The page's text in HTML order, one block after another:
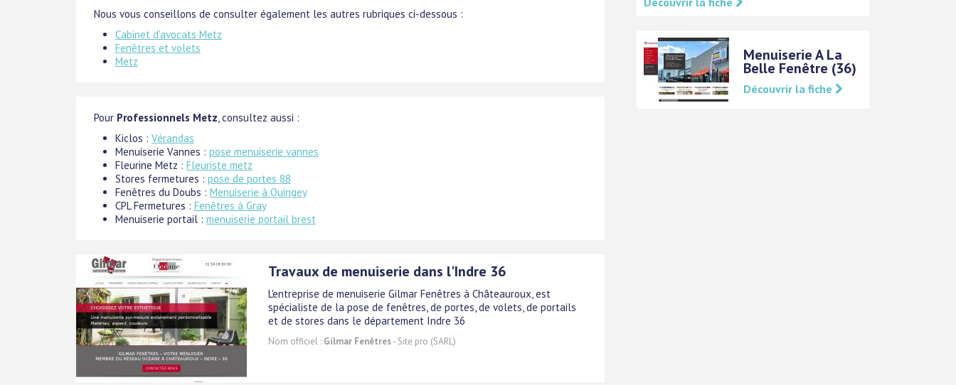
Nous vous conseillons de consulter également les autres rubriques ci-dessous :
Cabinet d'avocats Metz
Fenêtres et volets
Metz
Pour Professionnels Metz, consultez aussi :
Kiclos : Vérandas
Menuiserie Vannes : pose menuiserie vannes
Fleurine Metz : Fleuriste metz
Stores fermetures : pose de portes 88
Fenêtres du Doubs : Menuiserie à Quingey
CPL Fermetures : Fenêtres à Gray
Menuiserie portail : menuiserie portail brest
Travaux de menuiserie dans l'Indre 36
L'entreprise de menuiserie Gilmar Fenêtres à Châteauroux, est
spécialiste de la pose de fenêtres, de portes, de volets, de portails
et de stores dans le département Indre 36
Nom officiel : Gilmar Fenêtres- Site pro (SARL)
Menuiserie A La
Belle Fenêtre (36)
Découvrir la fiche